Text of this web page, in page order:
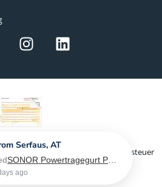
von § 19 Abs. 1 UStG wird Umsatzsteuer
nicht berechnet
Serfaus, AT
ago